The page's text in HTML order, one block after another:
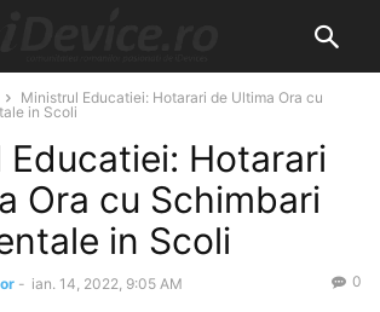
Ministrul Educatiei: Hotarari de Ultima Ora cu
in Scoli
Hotarari
Ora cu Schimbari
in Scoli
- ian. 14, 2022, 9:05 AM 0